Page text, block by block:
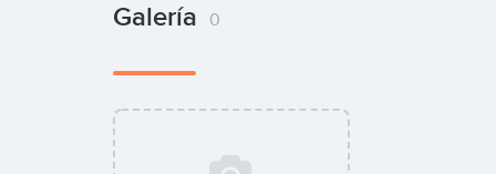
Galería 0